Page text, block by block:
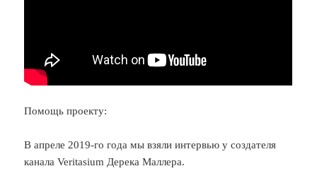
Помощь проекту:
В апреле 2019-го года мы взяли интервью у создателя
канала Veritasium Дерека Маллера.